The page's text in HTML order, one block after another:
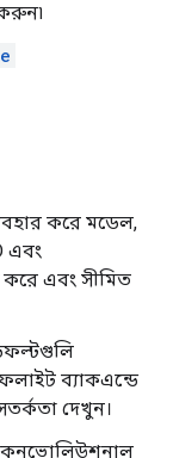
করে মডেল,
এবং
এবং সীমিত
ব্যাকএন্ডে
দেখুন।
কনভোলিউশনাল